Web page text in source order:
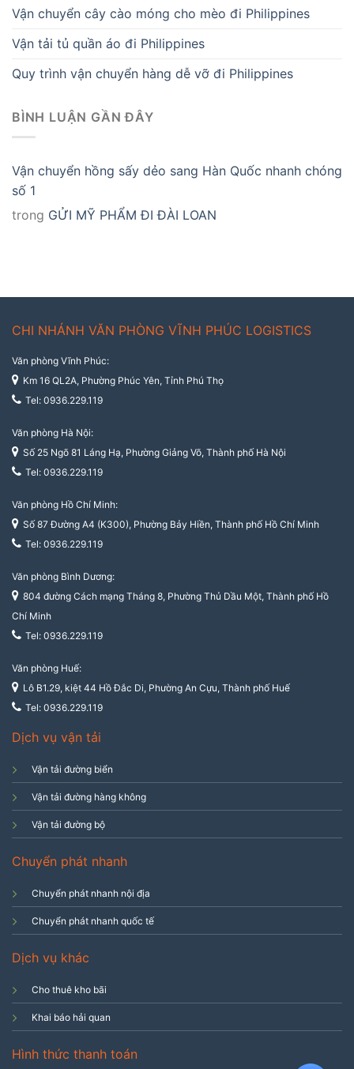
Vận chuyển cây cào móng cho mèo đi Philippines
Vận tải tủ quần áo đi Philippines
Quy trình vận chuyển hàng dễ vỡ đi Philippines
BÌNH LUẬN GẦN ĐÂY
Vận chuyển hồng sấy dẻo sang Hàn Quốc nhanh chóng
số 1
trong GỬI MỸ PHẨM ĐI ĐÀI LOAN
CHI NHÁNH VĂN PHÒNG VĨNH PHÚC LOGISTICS
Văn phòng Vĩnh Phúc:
Km 16 QL2A, Phường Phúc Yên, Tỉnh Phú Thọ
Tel: 0936.229.119
Văn phòng Hà Nội:
Số 25 Ngõ 81 Láng Hạ, Phường Giảng Võ, Thành phố Hà Nội
Tel: 0936.229.119
Văn phòng Hồ Chí Minh:
Số 87 Đường A4 (K300), Phường Bảy Hiền, Thành phố Hồ Chí Minh
Tel: 0936.229.119
Văn phòng Bình Dương:
804 đường Cách mạng Tháng 8, Phường Thủ Dầu Một, Thành phố Hồ
Chí Minh
Tel: 0936.229.119
Văn phòng Huế:
Lô B1.29, kiệt 44 Hồ Đắc Di, Phường An Cựu, Thành phố Huế
Tel: 0936.229.119
Dịch vụ vận tải
Vận tải đường biển
Vận tải đường hàng không
Vận tải đường bộ
Chuyển phát nhanh
Chuyển phát nhanh nội địa
Chuyển phát nhanh quốc tế
Dịch vụ khác
Cho thuê kho bãi
Khai báo hải quan
Hình thức thanh toán